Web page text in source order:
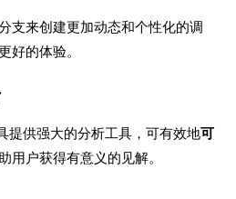
支来创建更加动态和个性化的调
好的体验。
提供强大的分析工具，可有效地可
用户获得有意义的见解。